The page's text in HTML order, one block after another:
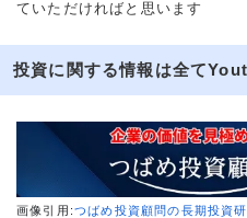
ていただければと思います
投資に関する情報は全て
画像引用:つばめ投資顧問の長期投資